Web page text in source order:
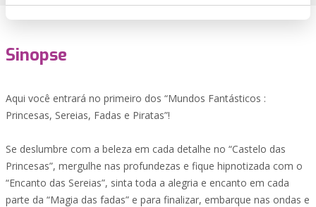
Sinopse
Aqui você entrará no primeiro dos “Mundos Fantásticos :
Princesas, Sereias, Fadas e Piratas”!
Se deslumbre com a beleza em cada detalhe no “Castelo das
Princesas”, mergulhe nas profundezas e fique hipnotizada com o
“Encanto das Sereias”, sinta toda a alegria e encanto em cada
parte da “Magia das fadas” e para finalizar, embarque nas ondas e